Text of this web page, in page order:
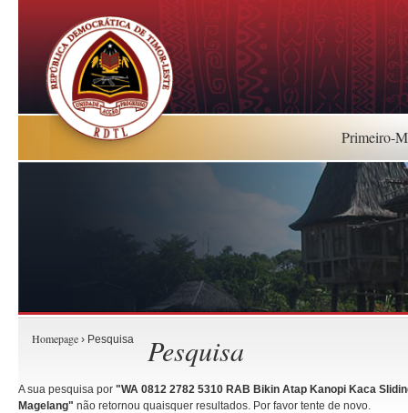
Primeiro-
Homepage › Pesquisa Pesquisa
A sua pesquisa por "WA 0812 2782 5310 RAB Bikin Atap Kanopi Kaca
Magelang" não retornou quaisquer resultados. Por favor tente de novo.